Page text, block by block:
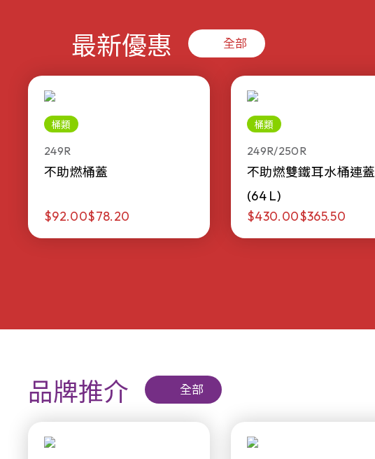
最新優惠 全部
桶類
249R
不助燃桶蓋
$92.00$78.20
桶類
249R/250R
不助燃雙鐵耳水桶連蓋
(64 L)
$430.00$365.50
品牌推介 全部